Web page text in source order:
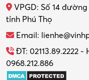
Thực tập
Tổ chức sự kiện –
Trợ lý
VPGD: Số 14
tỉnh Phú Thọ
Email:
ĐT: 02113.89.2222
0968.212.886